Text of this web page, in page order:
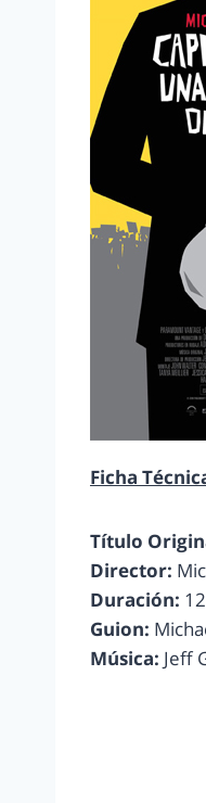
Ficha
Título
Director:
Duración:
Guion:
Música: Jeff